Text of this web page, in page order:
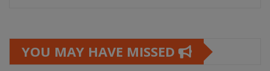
YOU MAY HAVE MISSED